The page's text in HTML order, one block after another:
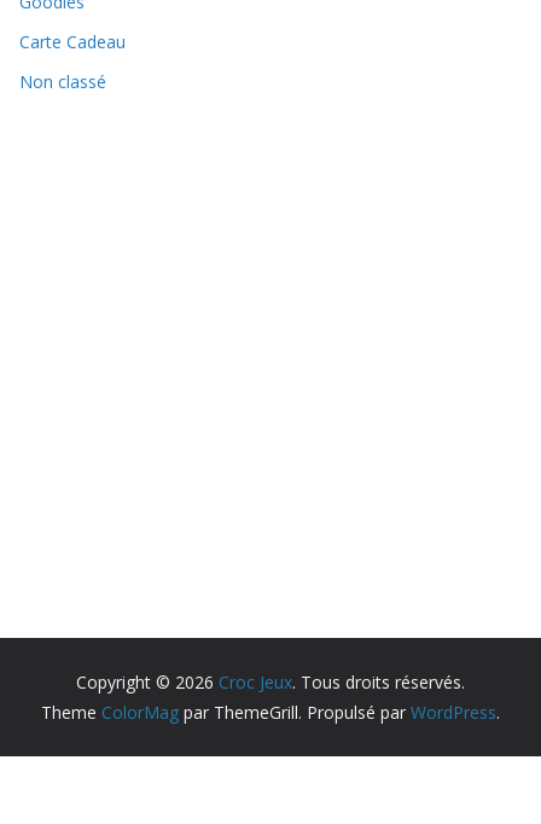
Carte Cadeau
Non classé
Copyright © 2026 Croc Jeux. Tous droits réservés.
Theme ColorMag par ThemeGrill. Propulsé par WordPress.